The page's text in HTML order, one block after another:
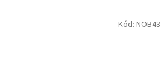
Kód: NOB43